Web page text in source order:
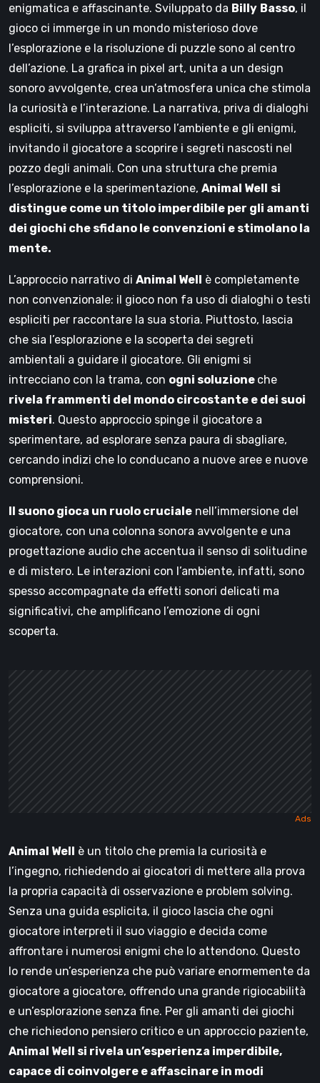
enigmatica e affascinante. Sviluppato da Billy Basso, il
gioco ci immerge in un mondo misterioso dove
l’esplorazione e la risoluzione di puzzle sono al centro
dell’azione. La grafica in pixel art, unita a un design
sonoro avvolgente, crea un’atmosfera unica che stimola
la curiosità e l’interazione. La narrativa, priva di dialoghi
espliciti, si sviluppa attraverso l’ambiente e gli enigmi,
invitando il giocatore a scoprire i segreti nascosti nel
pozzo degli animali. Con una struttura che premia
l’esplorazione e la sperimentazione, Animal Well si
distingue come un titolo imperdibile per gli amanti
dei giochi che sfidano le convenzioni e stimolano la
mente.
L’approccio narrativo di Animal Well è completamente
non convenzionale: il gioco non fa uso di dialoghi o testi
espliciti per raccontare la sua storia. Piuttosto, lascia
che sia l’esplorazione e la scoperta dei segreti
ambientali a guidare il giocatore. Gli enigmi si
intrecciano con la trama, con ogni soluzione che
rivela frammenti del mondo circostante e dei suoi
misteri. Questo approccio spinge il giocatore a
sperimentare, ad esplorare senza paura di sbagliare,
cercando indizi che lo conducano a nuove aree e nuove
comprensioni.
Il suono gioca un ruolo cruciale nell’immersione del
giocatore, con una colonna sonora avvolgente e una
progettazione audio che accentua il senso di solitudine
e di mistero. Le interazioni con l’ambiente, infatti, sono
spesso accompagnate da effetti sonori delicati ma
significativi, che amplificano l’emozione di ogni
scoperta.
Animal Well è un titolo che premia la curiosità e
l’ingegno, richiedendo ai giocatori di mettere alla prova
la propria capacità di osservazione e problem solving.
Senza una guida esplicita, il gioco lascia che ogni
giocatore interpreti il suo viaggio e decida come
affrontare i numerosi enigmi che lo attendono. Questo
lo rende un’esperienza che può variare enormemente da
giocatore a giocatore, offrendo una grande rigiocabilità
e un’esplorazione senza fine. Per gli amanti dei giochi
che richiedono pensiero critico e un approccio paziente,
Animal Well si rivela un’esperienza imperdibile,
capace di coinvolgere e affascinare in modi